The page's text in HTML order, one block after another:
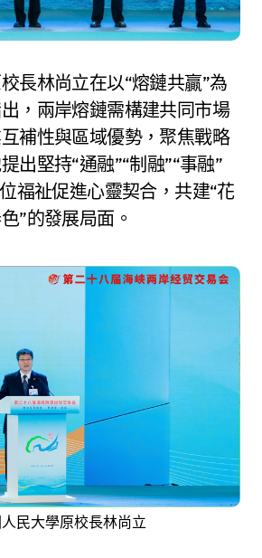
長林尚立在以“熔鏈共贏”為
，兩岸熔鏈需構建共同市場
補性與區域優勢，聚焦戰略
出堅持“通融”“制融”“事融”
福祉促進心靈契合，共建“花
”的發展局面。
民大學原校長林尚立